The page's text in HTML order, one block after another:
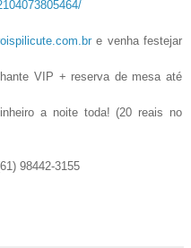
e venha festejar
VIP + reserva de mesa até
a noite toda! (20 reais no
98442-3155